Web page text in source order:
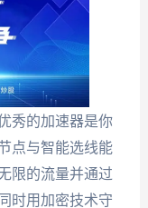
秀的加速器是你
点与智能选线能
限的流量并通过
时用加密技术守